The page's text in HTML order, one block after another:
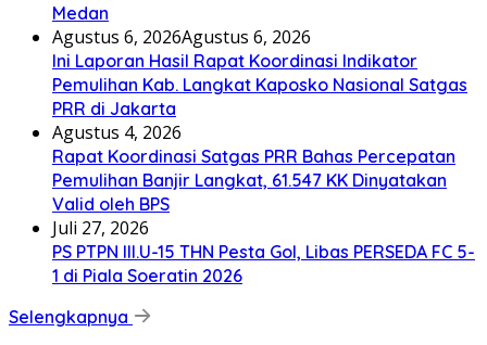
Medan
Agustus 6, 2026Agustus 6, 2026
Ini Laporan Hasil Rapat Koordinasi Indikator
Pemulihan Kab. Langkat Kaposko Nasional Satgas
PRR di Jakarta
Agustus 4, 2026
Rapat Koordinasi Satgas PRR Bahas Percepatan
Pemulihan Banjir Langkat, 61.547 KK Dinyatakan
Valid oleh BPS
Juli 27, 2026
PS PTPN III.U-15 THN Pesta Gol, Libas PERSEDA FC 5-
1 di Piala Soeratin 2026
Selengkapnya